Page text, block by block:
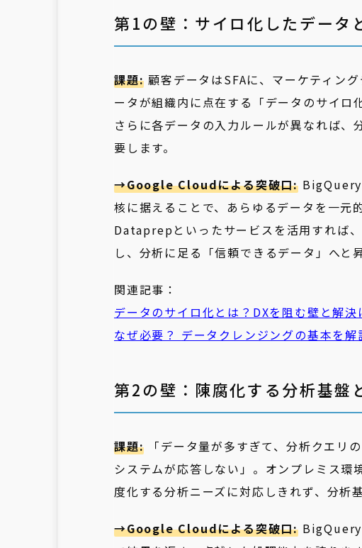
第1の壁：サイロ化したデータ
課題: 顧客データはSFAに、マーケティン
ータが組織内に点在する「データのサイロ
さらに各データの入力ルールが異なれば、
要します。
→Google Cloudによる突破口: BigQuery
核に据えることで、あらゆるデータを一
Dataprepといったサービスを活用すれば
し、分析に足る「信頼できるデータ」へと
関連記事：
データのサイロ化 とは？DXを阻む壁と解決
なぜ必要？ データクレンジングの基本を
第2の壁：陳腐化する分析基盤
課題: 「データ量が多すぎて、分析クエリ
システムが応答しない」。オンプレミス
度化する分析ニーズに対応しきれず、分析
→Google Cloudによる突破口: BigQuery